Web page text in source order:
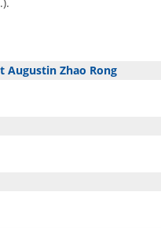
Augustin Zhao Rong